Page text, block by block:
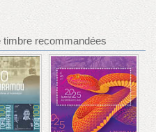
recommandées